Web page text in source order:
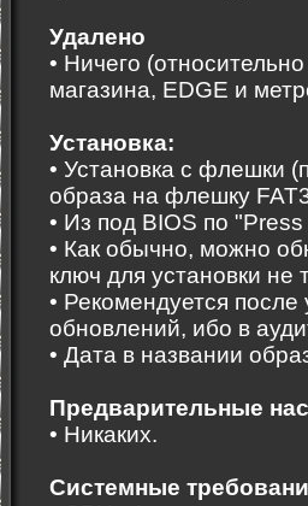
Удалено
• Ничего
магазина, EDGE и
Установка:
• Установка с флешки
образа на флешку
• Из под BIOS по
• Как обычно, можно
ключ для установки не
• Рекомендуется после
обновлений, ибо в
• Дата в названии
Предварительные
• Никаких.
Системные